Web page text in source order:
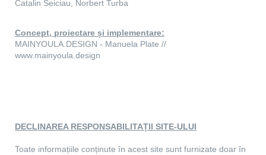
Catalin Seiciau, Norbert Turba
Concept, proiectare și implementare:
MAINYOULA.DESIGN - Manuela Plate //
www.mainyoula.design
DECLINAREA RESPONSABILITAȚII SITE-ULUI
Toate informațiile conținute în acest site sunt furnizate doar în